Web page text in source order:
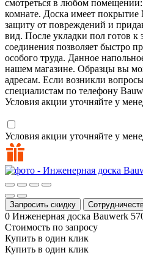
смотреться в любом помещении:
комнате. Доска имеет
защиту от повреждений и
вид. После укладки пол готов к
соединения позволяет быстро
особого труда. Данное
нашем магазине. Образцы вы
адресам. Если возникли
специалистам по телефону
Условия акции уточняйте у
Условия акции уточняйте у
Запросить скидку
0 Инженерная доска Bauwerk
Стоимость по запросу
Купить в один клик
Купить в один клик